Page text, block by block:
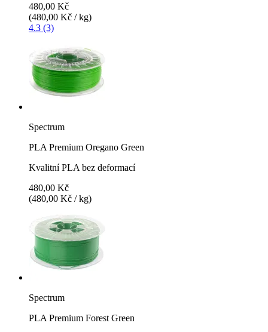
480,00 Kč
(480,00 Kč / kg)
4.3 (3)
Spectrum
PLA Premium Oregano Green
Kvalitní PLA bez deformací
480,00 Kč
(480,00 Kč / kg)
Spectrum
PLA Premium Forest Green